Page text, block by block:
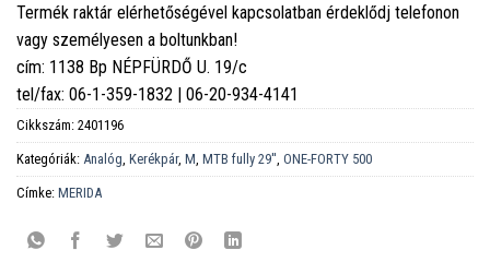
Termék raktár elérhetőségével kapcsolatban érdeklődj telefonon
vagy személyesen a boltunkban!
cím: 1138 Bp NÉPFÜRDŐ U. 19/c
tel/fax: 06-1-359-1832 | 06-20-934-4141
Cikkszám: 2401196
Kategóriák: Analóg Kerékpár, M MTB fully 29'' ONE-FORTY 500
Címke: MERIDA